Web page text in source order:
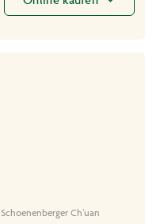
Schoenenberger Ch’uan